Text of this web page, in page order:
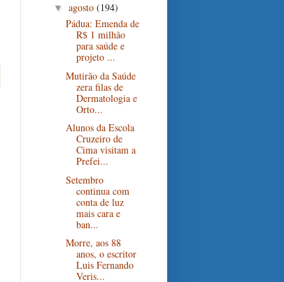
▼ agosto (194)
Pádua: Emenda de
R$ 1 milhão
para saúde e
projeto ...
Mutirão da Saúde
zera filas de
Dermatologia e
Orto...
Alunos da Escola
Cruzeiro de
Cima visitam a
Prefei...
Setembro
continua com
conta de luz
mais cara e
ban...
Morre, aos 88
anos, o escritor
Luis Fernando
Veris...